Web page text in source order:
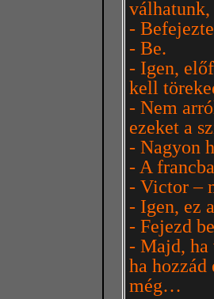
-
- Be.
- Igen,
kell
- Nem
ezeket a
- Nagyon
- A
- Victor –
- Igen, ez
- Fejezd
- Majd, ha
ha hozzád
még…